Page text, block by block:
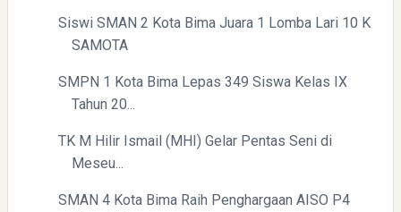
Optimisme dan Inspirasi
Siswi SMAN 2 Kota Bima Juara 1 Lomba Lari 10 K
SAMOTA
SMPN 1 Kota Bima Lepas 349 Siswa Kelas IX
Tahun 20...
TK M Hilir Ismail (MHI) Gelar Pentas Seni di
Meseu...
SMAN 4 Kota Bima Raih Penghargaan AISO P4